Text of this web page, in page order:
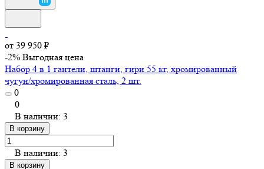
от 39 950 ₽
-2% Выгодная цена
Набор 4 в 1 гантели, штанги, гири 55 кг, хромированный
чугун/хромированная сталь, 2 шт.
0
0
В наличии: 3
В корзину
В наличии: 3
В корзину